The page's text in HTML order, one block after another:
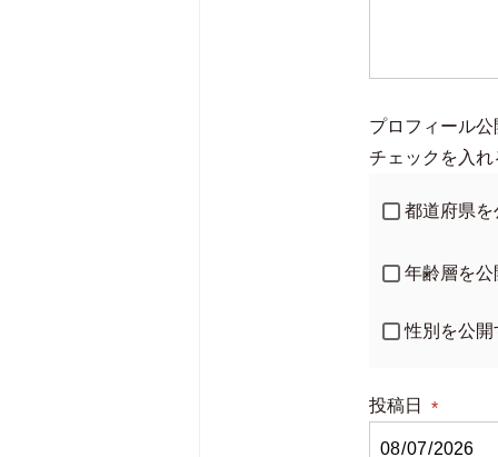
プロフィール公
チェックを入
都道府県を
年齢層を公
性別を公開
投稿日
(必